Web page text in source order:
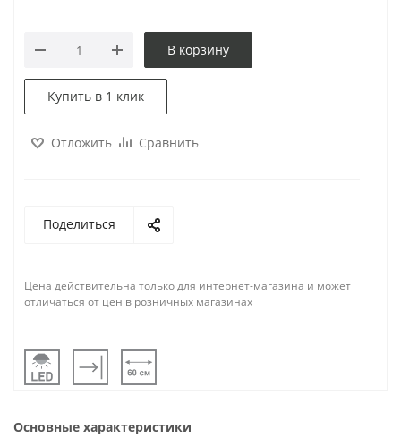
В корзину
Купить в 1 клик
Отложить Сравнить
Поделиться
Цена действительна только для интернет-магазина и может
отличаться от цен в розничных магазинах
Основные характеристики